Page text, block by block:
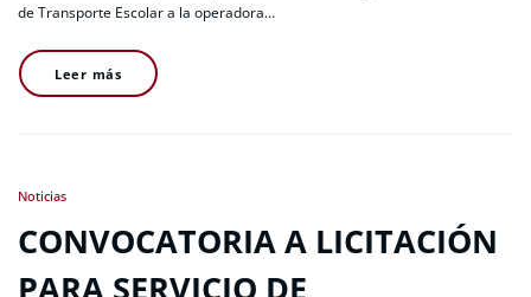
de Transporte Escolar a la operadora…
Leer más
Noticias
CONVOCATORIA A LICITACIÓN
PARA SERVICIO DE